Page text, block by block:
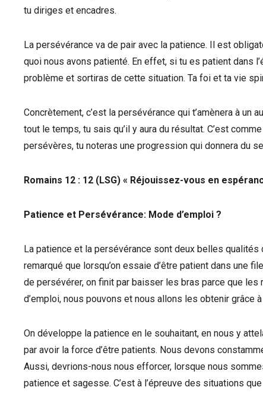
tu diriges et encadres.
La persévérance va de pair avec la patience. Il est
quoi nous avons patienté. En effet, si tu es patient dans
problème et sortiras de cette situation. Ta foi et ta vie
Concrètement, c’est la persévérance qui t’amènera à
tout le temps, tu sais qu’il y aura du résultat. C’est
persévères, tu noteras une progression qui donnera du
Romains 12 : 12 (LSG) « Réjouissez-vous en
Patience et Persévérance: Mode d’emploi ?
La patience et la persévérance sont deux belles
remarqué que lorsqu’on essaie d’être patient dans une
de persévérer, on finit par baisser les bras parce que
d’emploi, nous pouvons et nous allons les obtenir grâce
On développe la patience en le souhaitant, en nous y
par avoir la force d’être patients. Nous devons
Aussi, devrions-nous nous efforcer, lorsque nous
patience et sagesse. C’est à l’épreuve des situations